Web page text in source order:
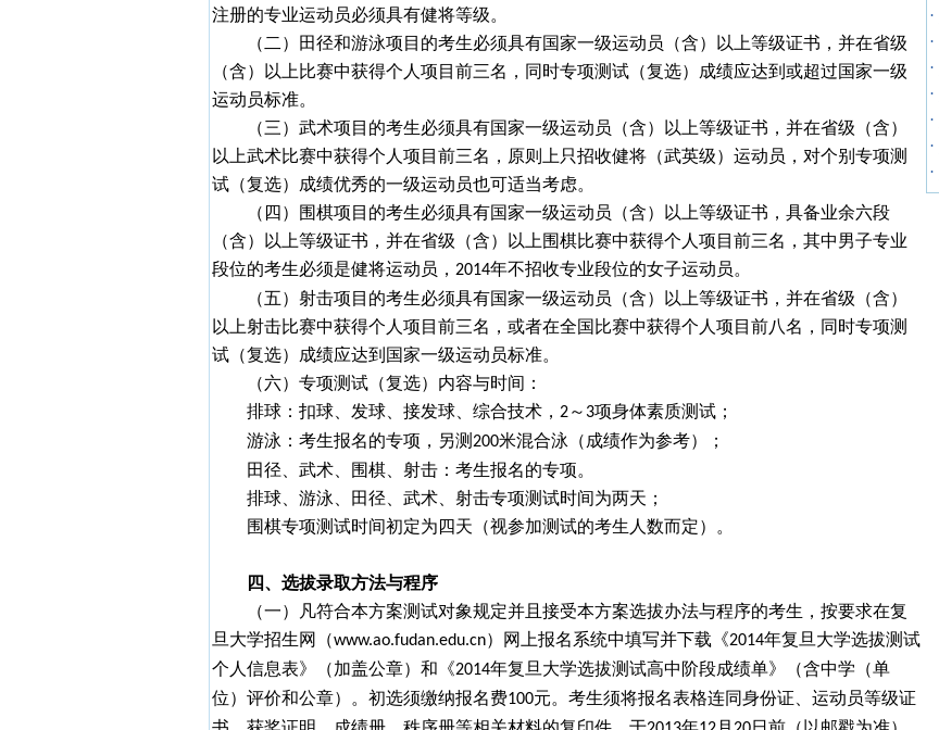
注册的专业运动员必须具有健将等级。
（二）田径和游泳项目的考生必须具有国家一级运动员（含）以上等级证书，并在省级
（含）以上比赛中获得个人项目前三名，同时专项测试（复选）成绩应达到或超过国家一级
运动员标准。
（三）武术项目的考生必须具有国家一级运动员（含）以上等级证书，并在省级（含）
以上武术比赛中获得个人项目前三名，原则上只招收健将（武英级）运动员，对个别专项测
试（复选）成绩优秀的一级运动员也可适当考虑。
（四）围棋项目的考生必须具有国家一级运动员（含）以上等级证书，具备业余六段
（含）以上等级证书，并在省级（含）以上围棋比赛中获得个人项目前三名，其中男子专业
段位的考生必须是健将运动员， 2014年不招收专业段位的女子运动员。
（五）射击项目的考生必须具有国家一级运动员（含）以上等级证书，并在省级（含）
以上射击比赛中获得个人项目前三名，或者在全国比赛中获得个人项目前八名，同时专项测
试（复选）成绩应达到国家一级运动员标准。
（六）专项测试（复选）内容与时间：
排球：扣球、发球、接发球、综合技术， 2～ 3项身体素质测试；
游泳：考生报名的专项，另测200米混合泳（成绩作为参考）；
田径、武术、围棋、射击：考生报名的专项。
排球、游泳、田径、武术、射击专项测试时间为两天；
围棋专项测试时间初定为四天（视参加测试的考生人数而定）。
四、选拔录取方法与程序
（一）凡符合本方案测试对象规定并且接受本方案选拔办法与程序的考生，按要求在复
旦大学招生网（www.ao.fudan.edu.cn）网上报名系统中填写并下载《2014年复旦大学选拔测试
个人信息表》（加盖公章）和《2014年复旦大学选拔测试高中阶段成绩单》（含中学（单
位）评价和公章）。初选须缴纳报名费100元。考生须将报名表格连同身份证、运动员等级证
·
·
·
·
·
·
·